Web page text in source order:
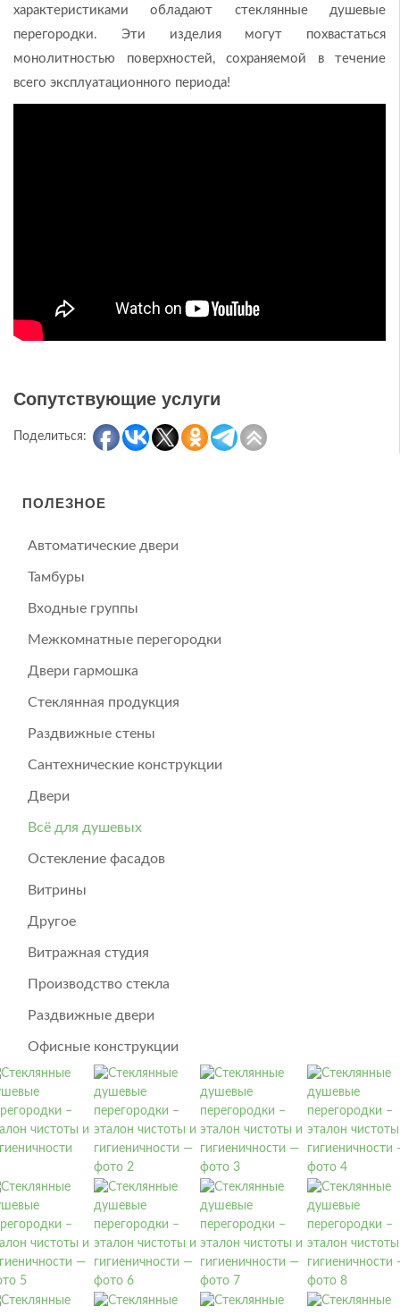
характеристиками обладают стеклянные душевые
перегородки. Эти изделия могут похвастаться
монолитностью поверхностей, сохраняемой в течение
всего эксплуатационного периода!
Сопутствующие услуги
Поделиться:
ПОЛЕЗНОЕ
Автоматические двери
Тамбуры
Входные группы
Межкомнатные перегородки
Двери гармошка
Стеклянная продукция
Раздвижные стены
Сантехнические конструкции
Двери
Всё для душевых
Остекление фасадов
Витрины
Другое
Витражная студия
Производство стекла
Раздвижные двери
Офисные конструкции